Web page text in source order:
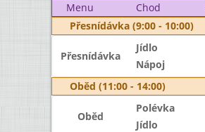
Menu Chod
Přesnídávka (9:00 - 10:00)
Přesnídávka
Jídlo
Nápoj
Oběd (11:00 - 14:00)
Oběd
Polévka
Jídlo